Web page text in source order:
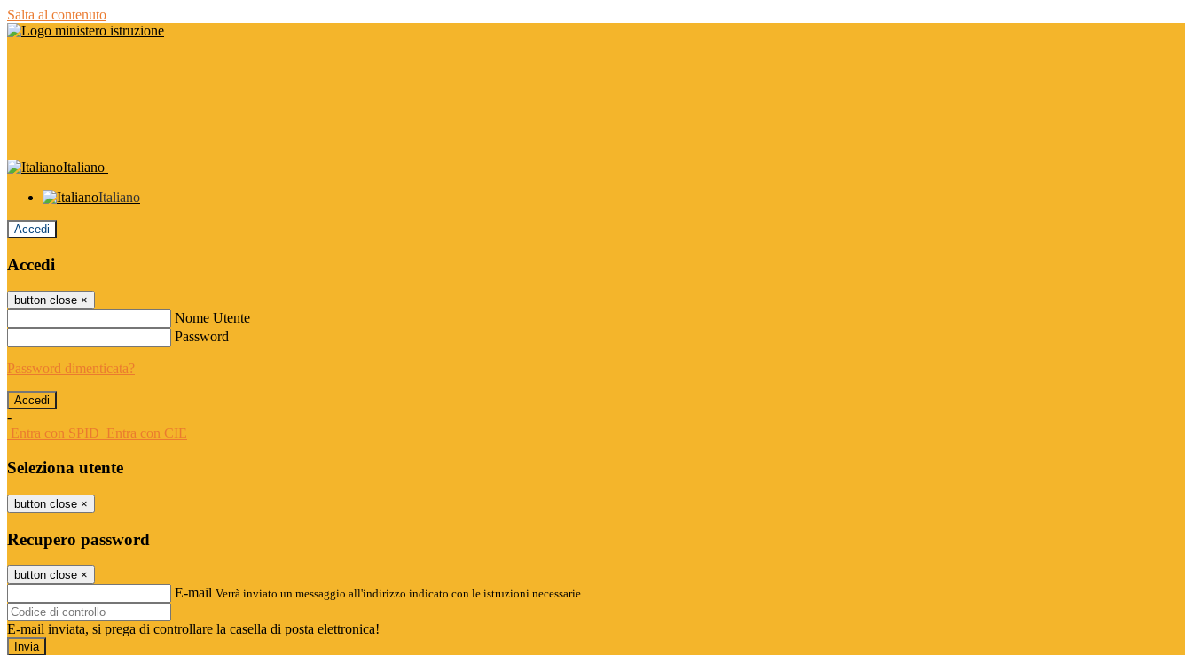
Salta al contenuto
Italiano
Italiano
Accedi
Accedi
button close ×
Nome Utente
Password
Password dimenticata?
-
Entra con SPID Entra con CIE
Seleziona utente
button close ×
Recupero password
button close ×
E-mail Verrà inviato un messaggio all'indirizzo indicato con le istruzioni necessarie.
E-mail inviata, si prega di controllare la casella di posta elettronica!